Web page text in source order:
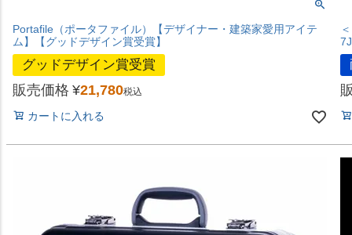
Portafile（ポータファイル）【デザイナー・建築家愛用アイテ
ム】【グッドデザイン賞受賞】
グッドデザイン賞受賞
販売価格 ¥21,780税込
カートに入れる